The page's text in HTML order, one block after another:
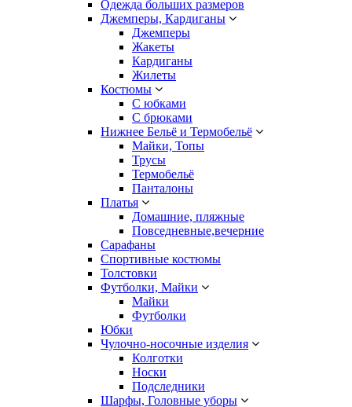
Одежда больших размеров
Джемперы, Кардиганы
Джемперы
Жакеты
Кардиганы
Жилеты
Костюмы
С юбками
С брюками
Нижнее Бельё и Термобельё
Майки, Топы
Трусы
Термобельё
Панталоны
Платья
Домашние, пляжные
Повседневные,вечерние
Сарафаны
Спортивные костюмы
Толстовки
Футболки, Майки
Майки
Футболки
Юбки
Чулочно-носочные изделия
Колготки
Носки
Подследники
Шарфы, Головные уборы